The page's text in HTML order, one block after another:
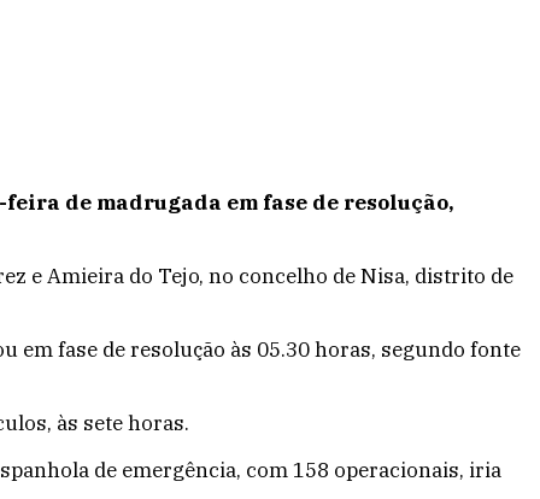
de madrugada em fase de resolução,
e Amieira do Tejo, no concelho de Nisa, distrito de
em fase de resolução às 05.30 horas, segundo fonte
às sete horas.
de emergência, com 158 operacionais, iria